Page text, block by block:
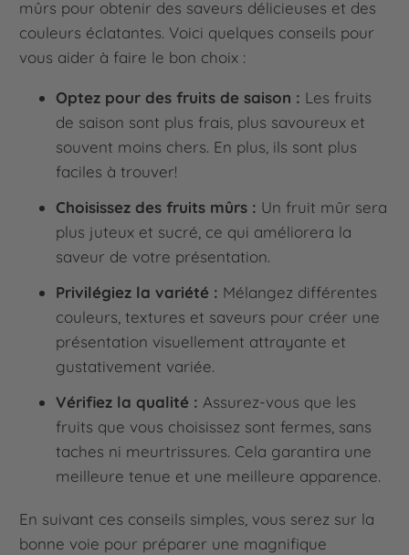
mûrs pour obtenir des saveurs délicieuses et des
couleurs éclatantes. Voici quelques conseils pour
vous aider à faire le bon choix :
Optez pour des fruits de saison : Les fruits
de saison sont plus frais, plus savoureux et
souvent moins chers. En plus, ils sont plus
faciles à trouver!
Choisissez des fruits mûrs : Un fruit mûr sera
plus juteux et sucré, ce qui améliorera la
saveur de votre présentation.
Privilégiez la variété : Mélangez différentes
couleurs, textures et saveurs pour créer une
présentation visuellement attrayante et
gustativement variée.
Vérifiez la qualité : Assurez-vous que les
fruits que vous choisissez sont fermes, sans
taches ni meurtrissures. Cela garantira une
meilleure tenue et une meilleure apparence.
En suivant ces conseils simples, vous serez sur la
bonne voie pour préparer une magnifique